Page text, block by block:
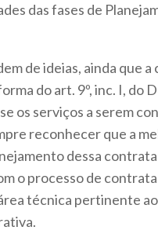
das fases de
de ideias, ainda que
do art. 9º, inc. I, do
os serviços a serem
reconhecer que a
dessa
o processo de
técnica pertinente